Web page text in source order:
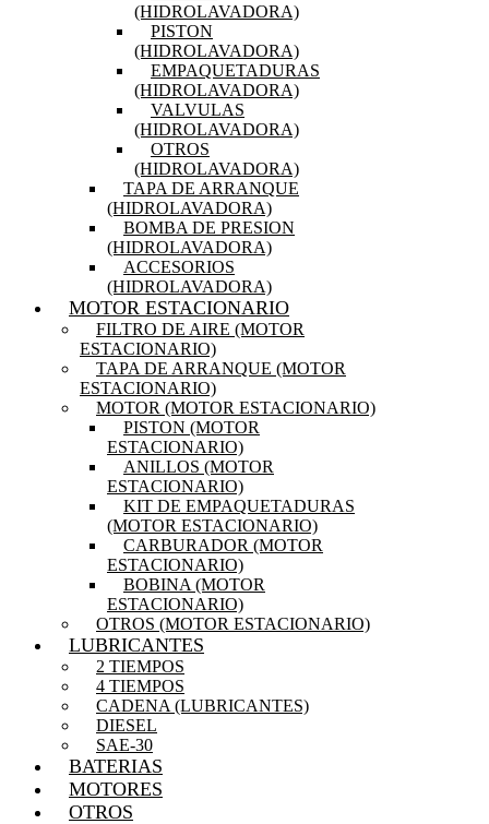
(HIDROLAVADORA)
PISTON
(HIDROLAVADORA)
EMPAQUETADURAS
(HIDROLAVADORA)
VALVULAS
(HIDROLAVADORA)
OTROS
(HIDROLAVADORA)
TAPA DE ARRANQUE
(HIDROLAVADORA)
BOMBA DE PRESION
(HIDROLAVADORA)
ACCESORIOS
(HIDROLAVADORA)
MOTOR ESTACIONARIO
FILTRO DE AIRE (MOTOR
ESTACIONARIO)
TAPA DE ARRANQUE (MOTOR
ESTACIONARIO)
MOTOR (MOTOR ESTACIONARIO)
PISTON (MOTOR
ESTACIONARIO)
ANILLOS (MOTOR
ESTACIONARIO)
KIT DE EMPAQUETADURAS
(MOTOR ESTACIONARIO)
CARBURADOR (MOTOR
ESTACIONARIO)
BOBINA (MOTOR
ESTACIONARIO)
OTROS (MOTOR ESTACIONARIO)
LUBRICANTES
2 TIEMPOS
4 TIEMPOS
CADENA (LUBRICANTES)
DIESEL
SAE-30
BATERIAS
MOTORES
OTROS